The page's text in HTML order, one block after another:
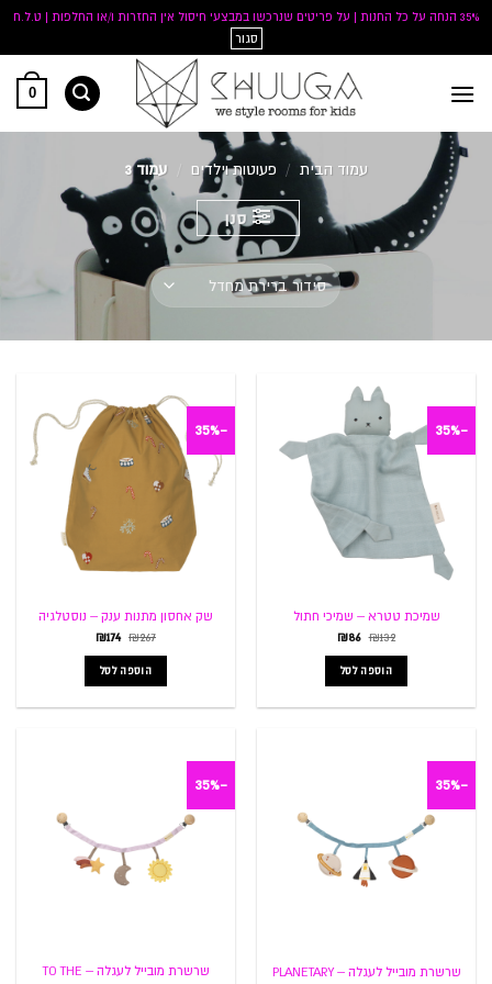
35% הנחה על כל החנות | על פריטים שנרכשו במבצעי חיסול אין החזרות ו/או החלפות | ט.ל.ח
סגור
0
עמוד הבית / פעוטות וילדים עמוד 3
סנן
-35%
שמיכת טטרא – שמיכי חתול
₪132
המחיר
היה:
₪132.
₪86
המחיר
הוספה לסל
-35%
שק אחסון מתנות ענק – נוסטלגיה
₪267
המחיר
היה:
₪267.
₪174
המחיר
הוספה לסל
-35%
שרשרת מובייל לעגלה – PLANETARY
-35%
שרשרת מובייל לעגלה – TO THE